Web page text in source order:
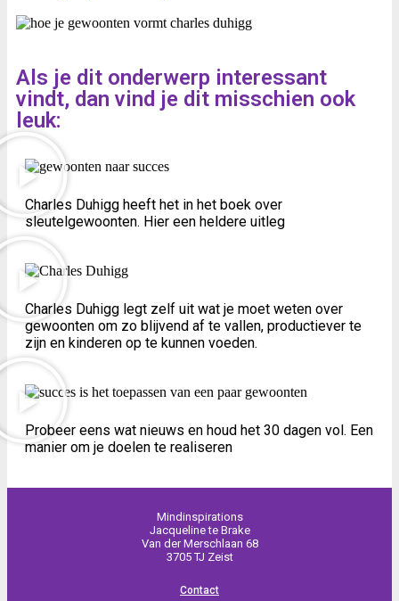
Als je dit onderwerp interessant
vindt, dan vind je dit misschien ook
leuk:
Charles Duhigg heeft het in het boek over
sleutelgewoonten. Hier een heldere uitleg
Charles Duhigg legt zelf uit wat je moet weten over
gewoonten om zo blijvend af te vallen, productiever te
zijn en kinderen op te kunnen voeden.
Probeer eens wat nieuws en houd het 30 dagen vol. Een
manier om je doelen te realiseren
Mindinspirations
Jacqueline te Brake
Van der Merschlaan 68
3705 TJ Zeist
Contact